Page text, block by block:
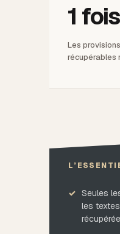
1
Les
récupérables
Seules
les